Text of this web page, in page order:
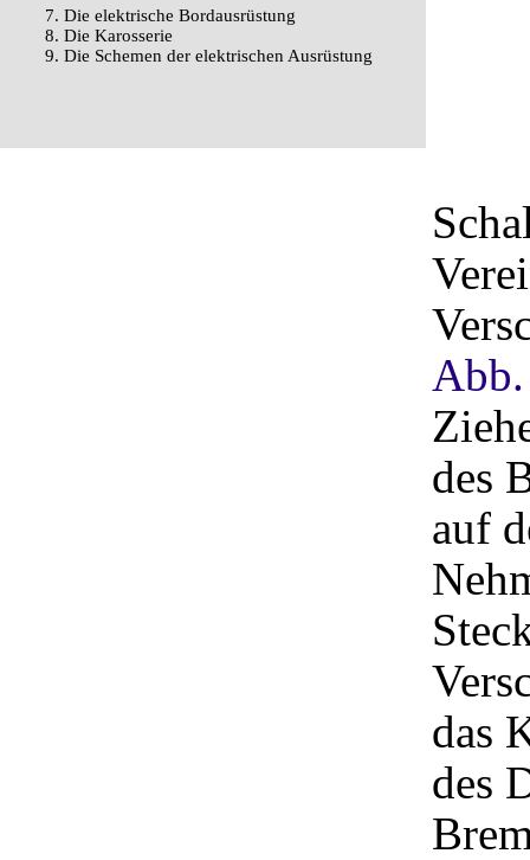
7. Die elektrische Bordausrüstung
8. Die Karosserie
9. Die Schemen der elektrischen Ausrüstung
des
auf
das
des